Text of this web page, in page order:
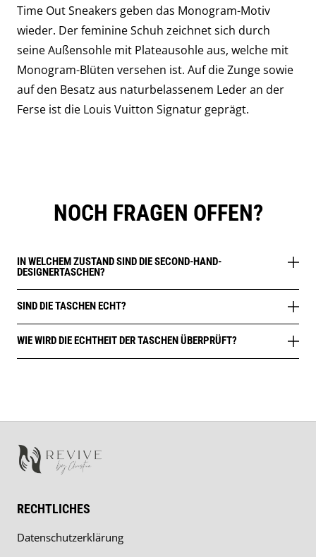
Time Out Sneakers geben das Monogram-Motiv
wieder. Der feminine Schuh zeichnet sich durch
seine Außensohle mit Plateausohle aus, welche mit
Monogram-Blüten versehen ist. Auf die Zunge sowie
auf den Besatz aus naturbelassenem Leder an der
Ferse ist die Louis Vuitton Signatur geprägt.
NOCH FRAGEN OFFEN?
IN WELCHEM ZUSTAND SIND DIE SECOND-HAND-
DESIGNERTASCHEN?
SIND DIE TASCHEN ECHT?
WIE WIRD DIE ECHTHEIT DER TASCHEN ÜBERPRÜFT?
RECHTLICHES
Datenschutzerklärung